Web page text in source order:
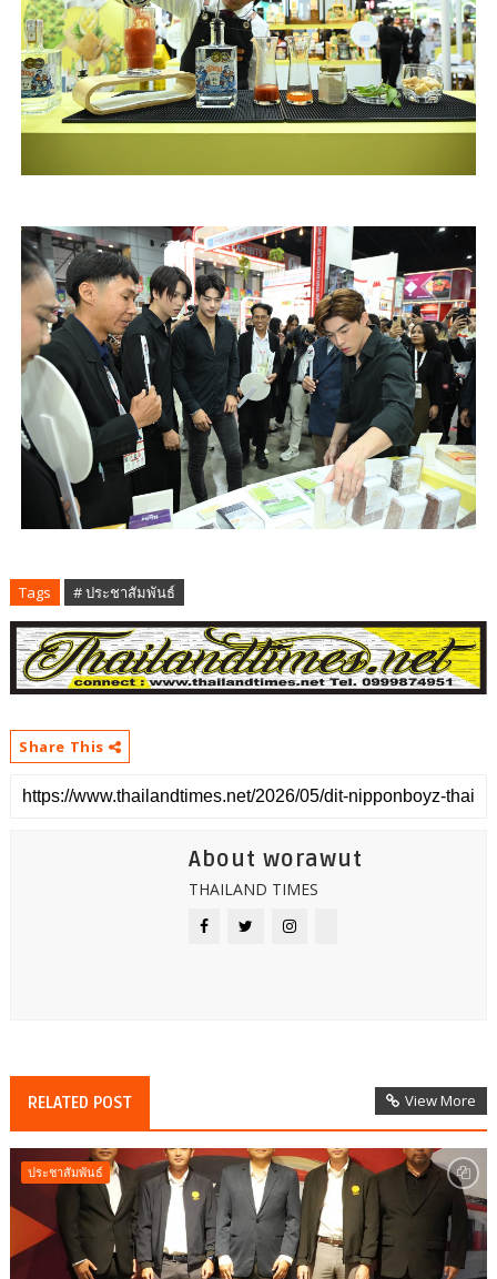
Tags # ประชาสัมพันธ์
Share This
About worawut
THAILAND TIMES
RELATED POST View More
ประชาสัมพันธ์